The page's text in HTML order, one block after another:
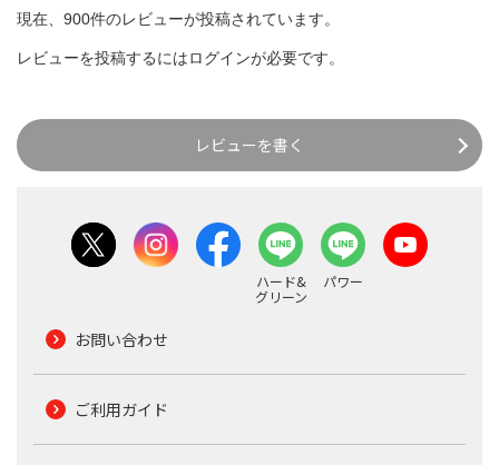
現在、900件のレビューが投稿されています。
レビューを投稿するにはログインが必要です。
レビューを書く
ハード&
グリーン
パワー
お問い合わせ
ご利用ガイド